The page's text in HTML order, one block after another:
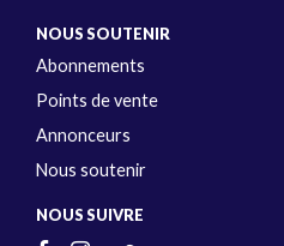
NOUS SOUTENIR
Abonnements
Points de vente
Annonceurs
Nous soutenir
NOUS SUIVRE